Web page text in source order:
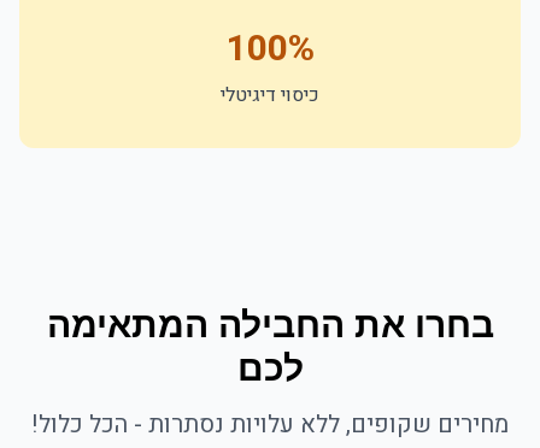
100%
כיסוי דיגיטלי
בחרו את החבילה המתאימה
לכם
מחירים שקופים, ללא עלויות נסתרות - הכל כלול!